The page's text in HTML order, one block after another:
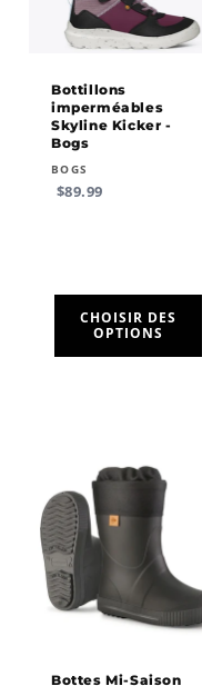
Bottillons
imperméables
Skyline Kicker -
Bogs
Fournisseur :
BOGS
Prix
$89.99
CHOISIR DES
OPTIONS
Bottes Mi-Saison